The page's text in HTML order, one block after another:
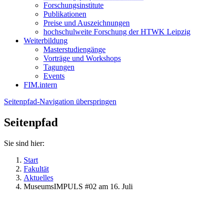
Forschungsinstitute
Publikationen
Preise und Auszeichnungen
hochschulweite Forschung der HTWK Leipzig
Weiterbildung
Masterstudiengänge
Vorträge und Workshops
Tagungen
Events
FIM.intern
Seitenpfad-Navigation überspringen
Seitenpfad
Sie sind hier:
Start
Fakultät
Aktuelles
MuseumsIMPULS #02 am 16. Juli